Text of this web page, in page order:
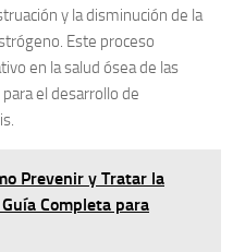
y la disminución de la
Este proceso
en la salud ósea de las
el desarrollo de
Prevenir y Tratar la
Completa para